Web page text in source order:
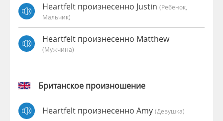
Heartfelt произнесенно Justin (Ребёнок,
Мальчик)
Heartfelt произнесенно Matthew
(мужчина)
Британское произношение
Heartfelt произнесенно Amy (девушка)